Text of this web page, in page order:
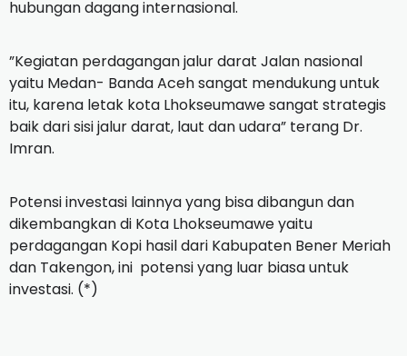
hubungan dagang internasional.
”Kegiatan perdagangan jalur darat Jalan nasional
yaitu Medan- Banda Aceh sangat mendukung untuk
itu, karena letak kota Lhokseumawe sangat strategis
baik dari sisi jalur darat, laut dan udara” terang Dr.
Imran.
Potensi investasi lainnya yang bisa dibangun dan
dikembangkan di Kota Lhokseumawe yaitu
perdagangan Kopi hasil dari Kabupaten Bener Meriah
dan Takengon, ini potensi yang luar biasa untuk
investasi. (*)